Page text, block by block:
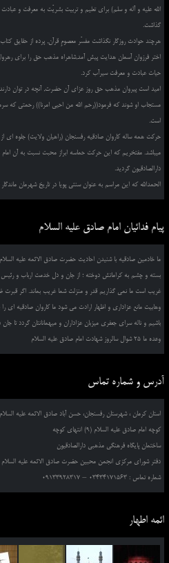
الله علیه و آله و سلم) برای تعلیم و تربیت بشریّت به معرفت و
گذاشت.
هرچند حوادث روزگار نگذاشت مفسّر معصومِ قرآن, پرده از حقایق
اختر فرزوان آسمان هدایت پیش آمد,شاهراه مذهب حق را برای
حیات عبادت و معرفت سیرآب کرد.
امید است پیروان مذهب حق روز عزای آن حضرت, آنچه در توان
مستجاب او شوند که فرمود((رحم الله من احیی امرنا)) رحمتی که
است.
حرکت همه ساله کاروان صادقیه رفسنجان (راهیان ولایت) جلوه ای
میباشد. مفتخریم که این حرکت حماسه ابراز محبت نسبت به آن امام
دارالصادقیون گردید.
الحمدالله که این مراسم به عنوان سنتی پویا در تاریخ شهرمان
پیام فدائیان امام صادق علیه السلام
ما خادمین صادقیه با شنیدن احادیث حضرت صادق الائمه علیه
بسته و چشم به کراماتش دوخته ؛ از جان و دل خدمت ارباب و
غریب است ما نمی گذاریم قدر و منزلت شما غریب بماند. اگر قبرت
وهابیت مانع عزاداری و اظهار ارادت می شود ما کاروان صادقیه ای
باشیم و ناله سرای جعفری میزبان عزاداران و میهمانانتان گردد تا
وعده ما 25 شوال سالروز شهادت امام صادق علیه السلام
آدرس و شماره تماس
استان کرمان ، شهرستان رفسنجان، حسن آباد صادق الائمه علیه
کوچه امام صادق علیه السلام (9) انتهای کوچه
ساختمان پایگاه فرهنگی مذهبی دارالصادقیون
دفتر شورای مرکزی انجمن محبین حضرت صادق الائمه علیه السلام
شماره تماس : 03434171563 – 09133928317
ائمه اطهار